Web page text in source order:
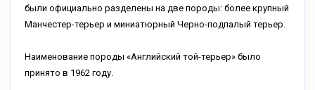
были официально разделены на две породы: более крупный
Манчестер-терьер и миниатюрный Черно-подпалый терьер.
Наименование породы «Английский той-терьер» было
принято в 1962 году.